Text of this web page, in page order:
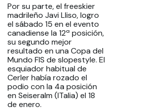
Por su parte, el freeskier
madrileño Javi Lliso, logro
el sábado 15 en el evento
canadiense la 12ª posición,
su segundo mejor
resultado en una Copa del
Mundo FIS de slopestyle. El
esquiador habitual de
Cerler había rozado el
podio con la 4a posición
en Seiseralm (ITalia) el 18
de enero.